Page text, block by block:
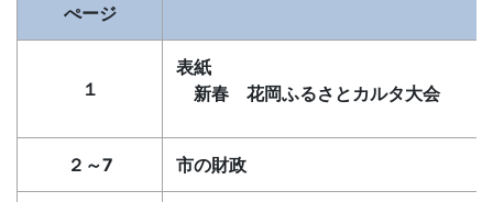
ぺージ
１
表紙
新春 花岡ふるさとカルタ大会
２～7 市の財政